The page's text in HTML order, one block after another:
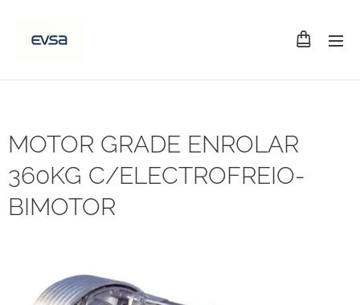
MOTOR GRADE ENROLAR
360KG C/ELECTROFREIO-
BIMOTOR